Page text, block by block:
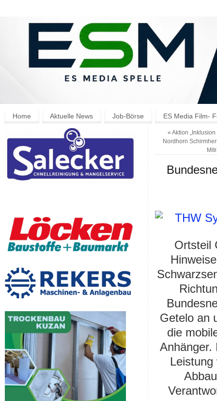
Home Aktuelle News Job-Börse ES Media Film-
« Aktion
Nordhorn
Ortsteil
Getelo an
die
Anhänger.